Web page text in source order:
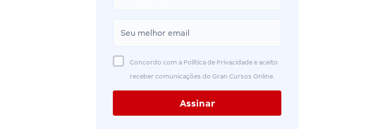
Concordo com a Política de Privacidade e aceito
receber comunicações do Gran Cursos Online.